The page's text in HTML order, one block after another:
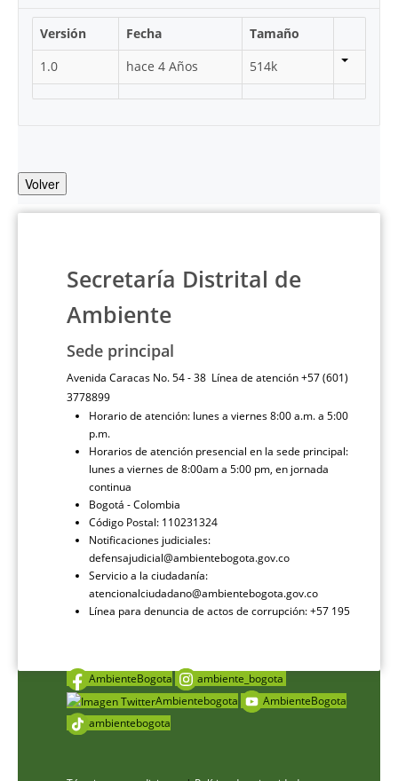
Versión Fecha
Tamaño
1.0
hace 4 Años 514k
Volver
Secretaría Distrital de
Ambiente
Sede principal
Avenida Caracas No. 54 - 38 Línea de atención +57 (601)
3778899
Horario de atención: lunes a viernes 8:00 a.m. a 5:00
p.m.
Horarios de atención presencial en la sede principal:
lunes a viernes de 8:00am a 5:00 pm, en jornada
continua
Bogotá - Colombia
Código Postal: 110231324
Notificaciones judiciales:
defensajudicial@ambientebogota.gov.co
Servicio a la ciudadanía:
atencionalciudadano@ambientebogota.gov.co
Línea para denuncia de actos de corrupción: +57 195
AmbienteBogota
ambiente_bogota
Ambientebogota
AmbienteBogota
ambientebogota